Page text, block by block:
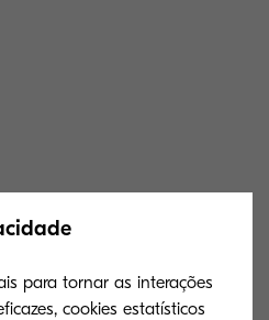
para tornar as interações
cookies estatísticos